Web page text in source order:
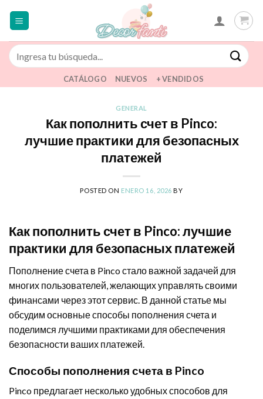
Buscar
por:
CATÁLOGO NUEVOS + VENDIDOS
GENERAL
Как пополнить счет в Pinco:
лучшие практики для безопасных
платежей
POSTED ON ENERO 16, 2026 BY
Как пополнить счет в Pinco: лучшие
практики для безопасных платежей
Пополнение счета в Pinco стало важной задачей для
многих пользователей, желающих управлять своими
финансами через этот сервис. В данной статье мы
обсудим основные способы пополнения счета и
поделимся лучшими практиками для обеспечения
безопасности ваших платежей.
Способы пополнения счета в Pinco
Pinco предлагает несколько удобных способов для